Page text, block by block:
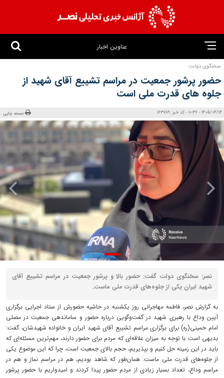
عناوین اخبار
سخنگوی دولت:
حضور پرشور جمعیت در مراسم تشییع آقای شهید از
جلوه‌ های قدرت ملی است
1405/04/14 - 10:36 - کد خبر: 163789 نسخه چاپی
نصر: سخنگوی دولت گفت: حضور بالا و پرشور جمعیت در مراسم تشییع آقای
شهید ایران یکی از جلوه‌های قدرت ملی ماست.
به گزارش نصر، فاطمه مهاجرانی روز یکشنبه در حاشیه حضورش از ستاد اجرایی برگزاری
آیین وداع با رهبری شهید در گفت‌وگویی درباره حضور و ساماندهی جمعیت در مصلی
امام خمینی(ره) برای برگزاری مراسم تشییع آقای شهید ایران و خانواده شهیدشان، گفت:
بدیهی است با توجه به میزان علاقه‌ای که مردم برای حضور دارند، مهم‌ترین مسئله‌ای که
باید در این زمینه حل کنیم و بپذیریم، حجم بالای جمعیت است، چرا که این موضوع یکی
از جلوه‌های قدرت ملی ماست. همان‌طور که شاهد بودیم، هم در مراسم نماز و هم در
مراسم وداع، تعداد بسیار زیادی از مردم حضور پیدا کردند و امیدواریم با حضور پرشور